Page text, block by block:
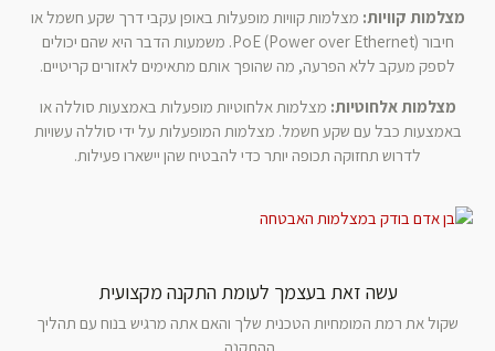
מצלמות קוויות: מצלמות קוויות מופעלות באופן עקבי דרך שקע חשמל או
חיבור PoE (Power over Ethernet). משמעות הדבר היא שהם יכולים
לספק מעקב ללא הפרעה, מה שהופך אותם מתאימים לאזורים קריטיים.
מצלמות אלחוטיות: מצלמות אלחוטיות מופעלות באמצעות סוללה או
באמצעות כבל עם שקע חשמל. מצלמות המופעלות על ידי סוללה עשויות
לדרוש תחזוקה תכופה יותר כדי להבטיח שהן יישארו פעילות.
עשה זאת בעצמך לעומת התקנה מקצועית
שקול את רמת המומחיות הטכנית שלך והאם אתה מרגיש בנוח עם תהליך